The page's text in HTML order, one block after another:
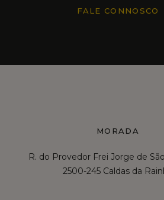
FALE CONNOSCO
MORADA
R. do Provedor Frei Jorge de
2500-245 Caldas da